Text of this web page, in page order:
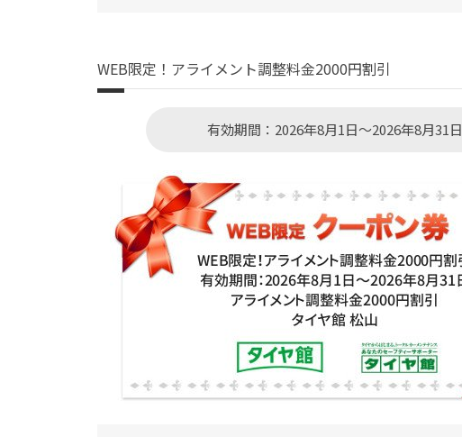
WEB限定！アライメント調整料金2000円割引
有効期間：2026年8月1日～2026年8月31日